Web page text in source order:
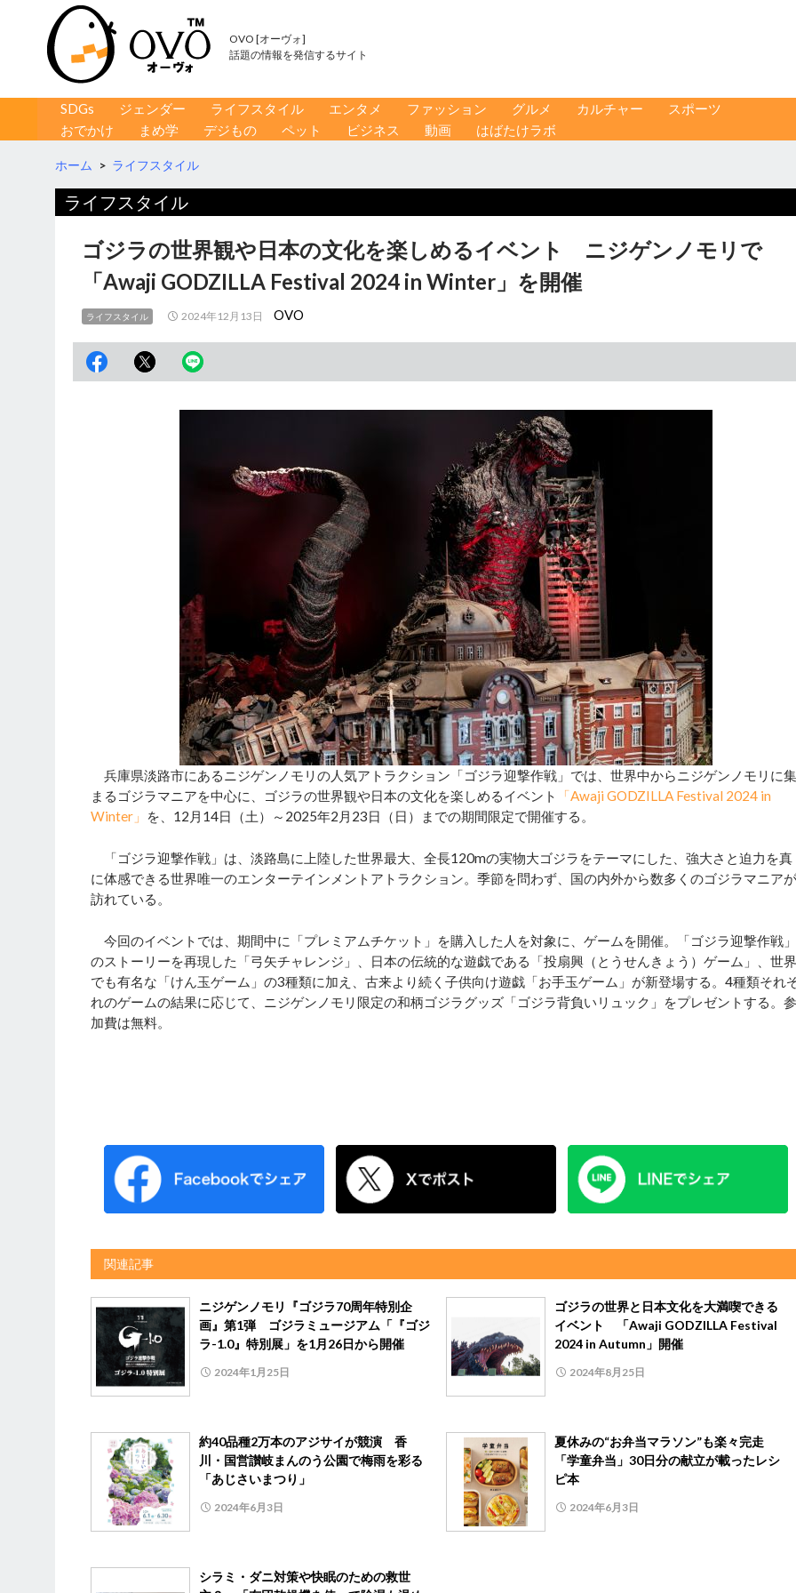
OVO [オーヴォ]
話題の情報を発信するサイト
コンテンツへ移動
SDGs ジェンダー ライフスタイル エンタメ ファッション グルメ カルチャー
スポーツ
おでかけ
まめ学 デジもの ペット ビジネス 動画 はばたけラボ
ホーム > ライフスタイル
ライフスタイル
ゴジラの世界観や日本の文化を楽しめるイベント ニジゲンノモリで
「Awaji GODZILLA Festival 2024 in Winter」を開催
ライフスタイル 2024年12月13日 OVO
兵庫県淡路市にあるニジゲンノモリの人気アトラクション「ゴジラ迎撃作戦」では、世界中からニジゲンノモリに集
まるゴジラマニアを中心に、ゴジラの世界観や日本の文化を楽しめるイベント
「Awaji GODZILLA Festival 2024 in
Winter」
を、12月14日（土）～2025年2月23日（日）までの期間限定で開催する。
「ゴジラ迎撃作戦」は、淡路島に上陸した世界最大、全長120mの実物大ゴジラをテーマにした、強大さと迫力を真
に体感できる世界唯一のエンターテインメントアトラクション。季節を問わず、国の内外から数多くのゴジラマニアが
訪れている。
今回のイベントでは、期間中に「プレミアムチケット」を購入した人を対象に、ゲームを開催。「ゴジラ迎撃作戦」
のストーリーを再現した「弓矢チャレンジ」、日本の伝統的な遊戯である「投扇興（とうせんきょう）ゲーム」、世界
でも有名な「けん玉ゲーム」の3種類に加え、古来より続く子供向け遊戯「お手玉ゲーム」が新登場する。4種類それ
れのゲームの結果に応じて、ニジゲンノモリ限定の和柄ゴジラグッズ「ゴジラ背負いリュック」をプレゼントする。参
加費は無料。
関連記事
ニジゲンノモリ『ゴジラ70周年特別企
画』第1弾 ゴジラミュージアム「『ゴジ
ラ-1.0』特別展」を1月26日から開催
2024年1月25日
ゴジラの世界と日本文化を大満喫できる
イベント 「Awaji GODZILLA Festival
2024 in Autumn」開催
2024年8月25日
約40品種2万本のアジサイが競演 香
川・国営讃岐まんのう公園で梅雨を彩る
「あじさいまつり」
2024年6月3日
夏休みの“お弁当マラソン”も楽々完走
「学童弁当」30日分の献立が載ったレシ
ピ本
2024年6月3日
シラミ・ダニ対策や快眠のための救世